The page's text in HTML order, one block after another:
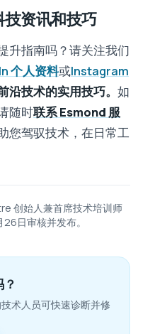
资讯和技巧
升指南吗？请关注我们
个人资料或Instagram
沿技术的实用技巧。 如
随时联系 Esmond 服
您驾驭技术，在日常工
创始人兼首席技术培训师
日审核并发布。
术人员可快速诊断并修